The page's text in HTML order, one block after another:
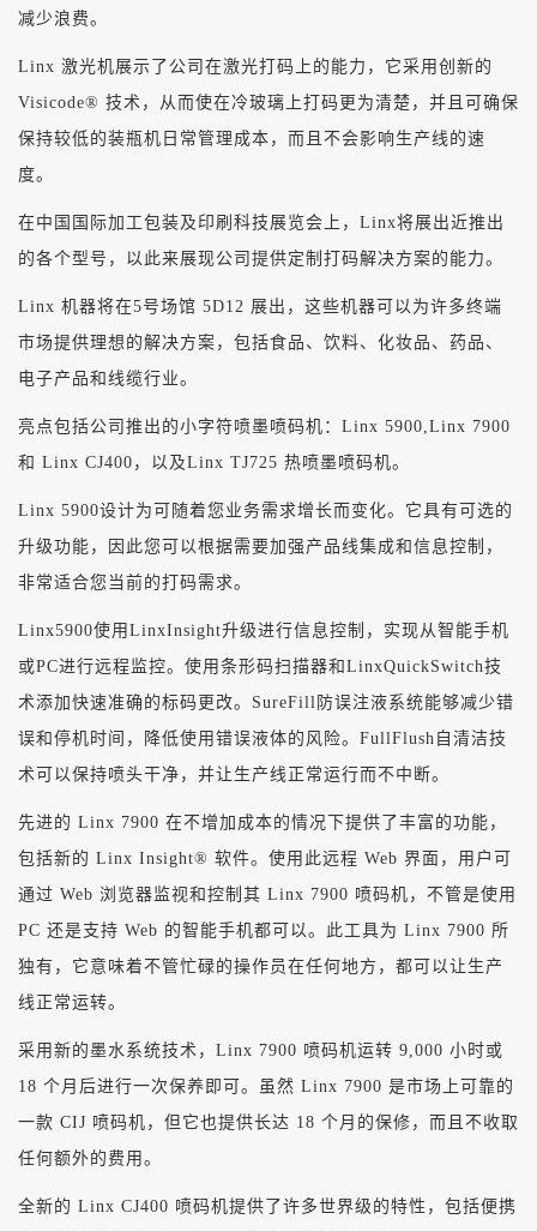
减少浪费。
Linx 激光机展示了公司在激光打码上的能力，它采用创新的
Visicode® 技术，从而使在冷玻璃上打码更为清楚，并且可确保
保持较低的装瓶机日常管理成本，而且不会影响生产线的速
度。
在中国国际加工包装及印刷科技展览会上，Linx将展出近推出
的各个型号，以此来展现公司提供定制打码解决方案的能力。
Linx 机器将在5号场馆 5D12 展出，这些机器可以为许多终端
市场提供理想的解决方案，包括食品、饮料、化妆品、药品、
电子产品和线缆行业。
亮点包括公司推出的小字符喷墨喷码机：Linx 5900,Linx 7900
和 Linx CJ400，以及Linx TJ725 热喷墨喷码机。
Linx 5900设计为可随着您业务需求增长而变化。它具有可选的
升级功能，因此您可以根据需要加强产品线集成和信息控制，
非常适合您当前的打码需求。
Linx5900使用LinxInsight升级进行信息控制，实现从智能手机
或PC进行远程监控。使用条形码扫描器和LinxQuickSwitch技
术添加快速准确的标码更改。SureFill防误注液系统能够减少错
误和停机时间，降低使用错误液体的风险。FullFlush自清洁技
术可以保持喷头干净，并让生产线正常运行而不中断。
先进的 Linx 7900 在不增加成本的情况下提供了丰富的功能，
包括新的 Linx Insight® 软件。使用此远程 Web 界面，用户可
通过 Web 浏览器监视和控制其 Linx 7900 喷码机，不管是使用
PC 还是支持 Web 的智能手机都可以。此工具为 Linx 7900 所
独有，它意味着不管忙碌的操作员在任何地方，都可以让生产
线正常运转。
采用新的墨水系统技术，Linx 7900 喷码机运转 9,000 小时或
18 个月后进行一次保养即可。虽然 Linx 7900 是市场上可靠的
一款 CIJ 喷码机，但它也提供长达 18 个月的保修，而且不收取
任何额外的费用。
全新的 Linx CJ400 喷码机提供了许多世界级的特性，包括便携